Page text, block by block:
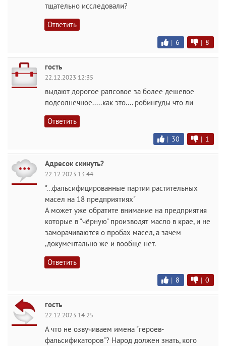
тщательно исследовали?
Ответить
| 6 | 8
гость
22.12.2023 12:35
выдают дорогое рапсовое за более дешевое
подсолнечное.....как это.... робингуды что ли
Ответить
| 30 | 1
Адресок скинуть?
22.12.2023 13:44
"...фальсифицированные партии растительных
масел на 18 предприятиях"
А может уже обратите внимание на предприятия
которые в "чёрную" производят масло в крае, и не
заморачиваются о пробах масел, а зачем
,документально же и вообще нет.
Ответить
| 8 | 0
гость
22.12.2023 14:25
А что не озвучиваем имена "героев-
фальсификаторов"? Народ должен знать, кого